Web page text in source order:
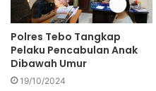
Polres Tebo Tangkap
Pelaku Pencabulan Anak
Dibawah Umur
19/10/2024